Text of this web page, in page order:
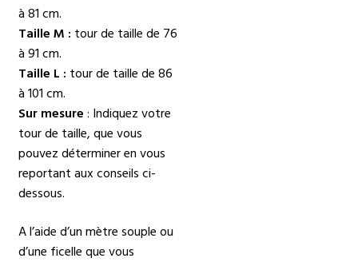
à 81 cm.
Taille M : tour de taille de 76
à 91 cm.
Taille L : tour de taille de 86
à 101 cm.
Sur mesure : Indiquez votre
tour de taille, que vous
pouvez déterminer en vous
reportant aux conseils ci-
dessous.
A l’aide d’un mètre souple ou
d’une ficelle que vous